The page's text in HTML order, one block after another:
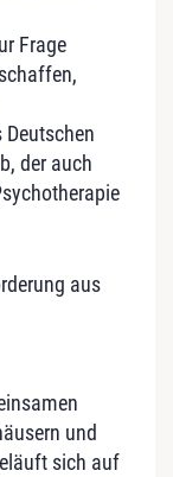
Frage
der auch
aus
und
sich auf